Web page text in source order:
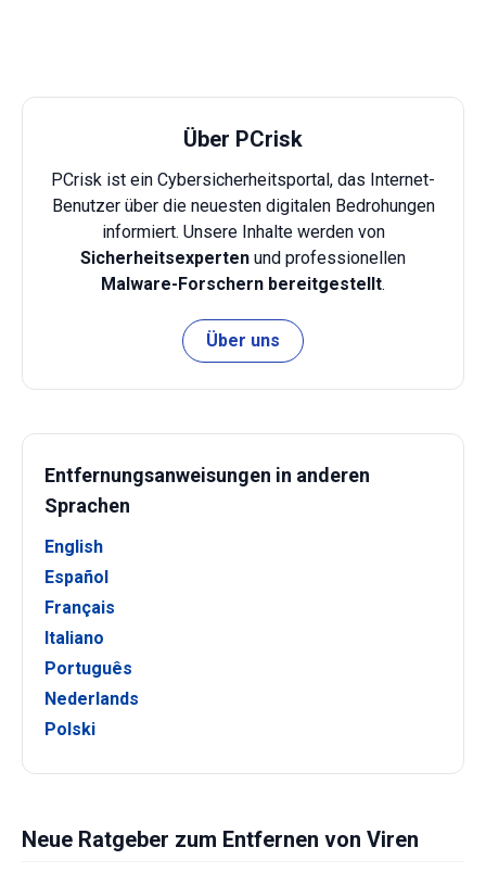
Über PCrisk
PCrisk ist ein Cybersicherheitsportal, das Internet-
Benutzer über die neuesten digitalen Bedrohungen
informiert. Unsere Inhalte werden von
Sicherheitsexperten und professionellen
Malware-Forschern bereitgestellt.
Über uns
Entfernungsanweisungen in anderen
Sprachen
English
Español
Français
Italiano
Português
Nederlands
Polski
Neue Ratgeber zum Entfernen von Viren